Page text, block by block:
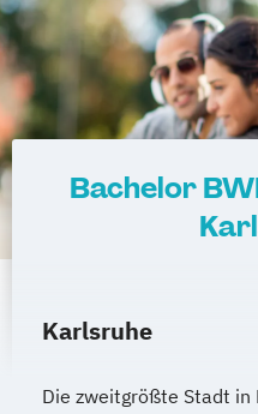
Bachelor
Karlsruhe
Die zweitgrößte Stadt